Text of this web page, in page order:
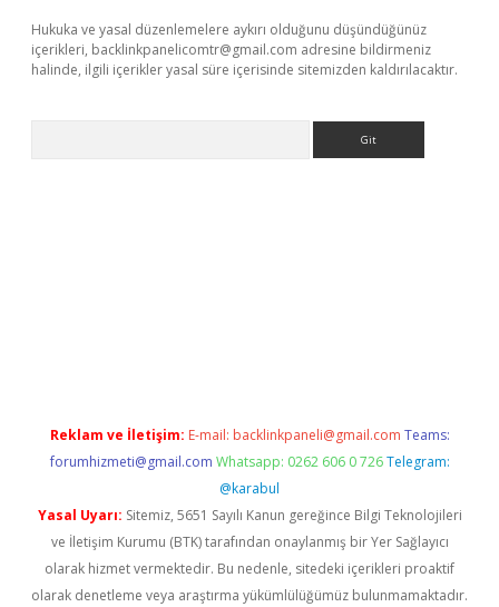
Hukuka ve yasal düzenlemelere aykırı olduğunu düşündüğünüz
içerikleri, backlinkpanelicomtr@gmail.com adresine bildirmeniz
halinde, ilgili içerikler yasal süre içerisinde sitemizden kaldırılacaktır.
Reklam ve İletişim: E-mail: backlinkpaneli@gmail.com Teams:
forumhizmeti@gmail.com Whatsapp: 0262 606 0 726 Telegram:
@karabul
Yasal Uyarı: Sitemiz, 5651 Sayılı Kanun gereğince Bilgi Teknolojileri
ve İletişim Kurumu (BTK) tarafından onaylanmış bir Yer Sağlayıcı
olarak hizmet vermektedir. Bu nedenle, sitedeki içerikleri proaktif
olarak denetleme veya araştırma yükümlülüğümüz bulunmamaktadır.